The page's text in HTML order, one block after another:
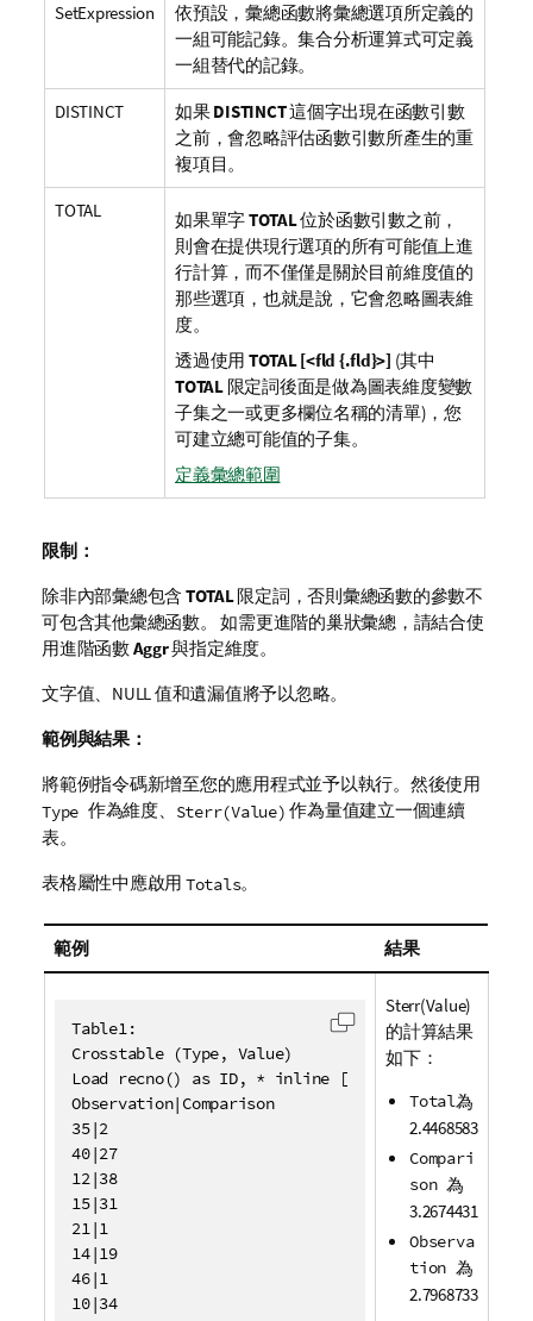
SetExpression
依預設，彙總函數將彙總選項所定義的
一組可能記錄。集合分析運算式可定義
一組替代的記錄。
DISTINCT 如果DISTINCT這個字出現在函數引數
之前，會忽略評估函數引數所產生的重
複項目。
TOTAL 如果單字TOTAL位於函數引數之前，
則會在提供現行選項的所有可能值上進
行計算，而不僅僅是關於目前維度值的
那些選項，也就是說，它會忽略圖表維
度。
透過使用 TOTAL [<fld {.fld}>] (其中
TOTAL限定詞後面是做為圖表維度變數
子集之一或更多欄位名稱的清單)，您
可建立總可能值的子集。
定義彙總範圍
限制：
除非內部彙總包含 TOTAL限定詞，否則彙總函數的參數不
可包含其他彙總函數。 如需更進階的巢狀彙總，請結合使
用進階函數Aggr與指定維度。
文字值、 NULL值和遺漏值將予以忽略。
範例與結果：
將範例指令碼新增至您的應用程式並予以執行。然後使用
Type 作為維度、 Sterr(Value) 作為量值建立一個連續
表。
表格屬性中應啟用 Totals。
範例 結果
Table1:
Crosstable (Type, Value)
Load recno() as ID, * inline [
Observation|Comparison
35|2
40|27
12|38
15|31
21|1
14|19
46|1
10|34
將代碼複製到剪貼簿
Sterr(Value)
的計算結果
如下：
Total為
2.4468583
Compari
son 為
3.2674431
Observa
tion 為
2.7968733